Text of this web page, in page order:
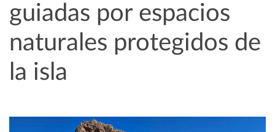
guiadas por espacios
naturales protegidos de
la isla